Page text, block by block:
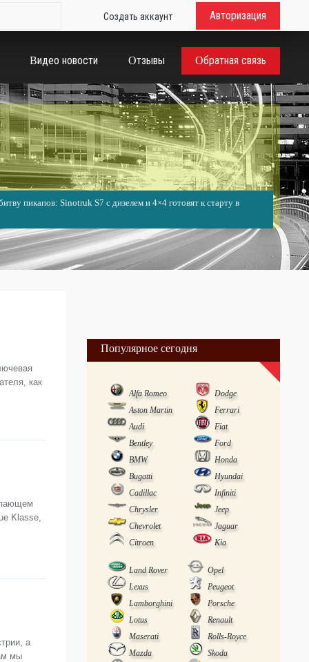
Создать аккаунт Авторизация
Видео новости Отзывы Обратная связь
пикапов: Sinotruk S7 с дизелем и 4×4 готовят к старту в
как
Klasse,
а
мы
Популярное сегодня
Alfa Romeo
Dodge
Aston Martin
Ferrari
Audi
Fiat
Bentley
Ford
BMW
Honda
Bugatti
Hyundai
Cadillac
Infiniti
Chrysler
Jeep
Chevrolet
Jaguar
Citroen
Kia
Land Rover
Opel
Lexus
Peugeot
Lamborghini
Porsche
Lotus
Renault
Maserati
Rolls-Royce
Mazda
Skoda